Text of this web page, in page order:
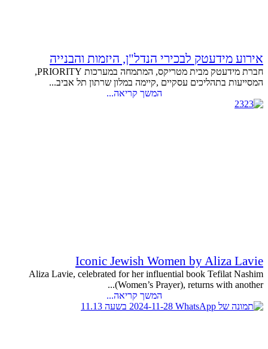
אירוע מידעטק לבכירי הנדל"ן, היזמות והבנייה
חברת מידעטק מבית מטריקס, המתמחה במערכות PRIORITY,
המסייעות בתהליכים עסקיים ,קיימה במלון שרתון תל אביב...
המשך קריאה...
Iconic Jewish Women by Aliza Lavie
Aliza Lavie, celebrated for her influential book Tefilat Nashim
(Women’s Prayer), returns with another...
המשך קריאה...